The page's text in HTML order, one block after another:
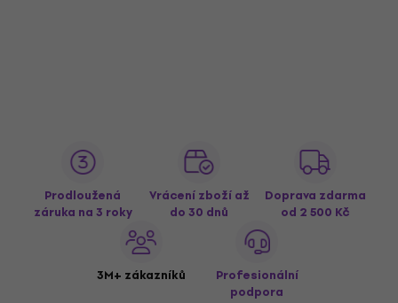
Prodloužená
záruka na 3 roky
Vrácení zboží až
do 30 dnů
Doprava zdarma
od 2 500 Kč
3M+ zákazníků
Profesionální
podpora